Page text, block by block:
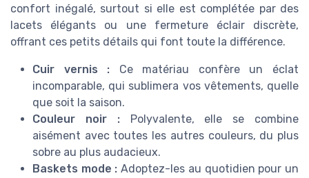
confort inégalé, surtout si elle est complétée par des
lacets élégants ou une fermeture éclair discrète,
offrant ces petits détails qui font toute la différence.
Cuir vernis : Ce matériau confère un éclat
incomparable, qui sublimera vos vêtements, quelle
que soit la saison.
Couleur noir :Polyvalente, elle se combine
aisément avec toutes les autres couleurs, du plus
sobre au plus audacieux.
Baskets mode : Adoptez-les au quotidien pour un